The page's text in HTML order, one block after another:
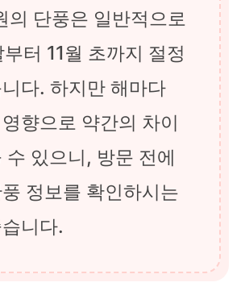
의 단풍은 일반적으로
터 11월 초까지 절정
다. 하지만 해마다
향으로 약간의 차이
수 있으니, 방문 전에
정보를 확인하시는
니다.